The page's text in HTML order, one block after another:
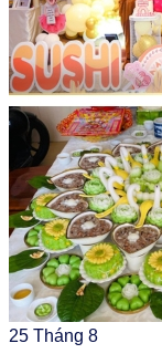
25 Tháng 8